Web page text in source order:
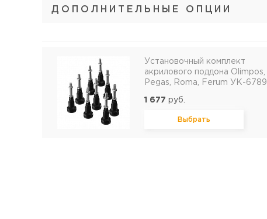
ДОПОЛНИТЕЛЬНЫЕ ОПЦИИ
Установочный комплект
акрилового поддона Olimpos,
Pegas, Roma, Ferum УК-6789
1 677руб.
Выбрать